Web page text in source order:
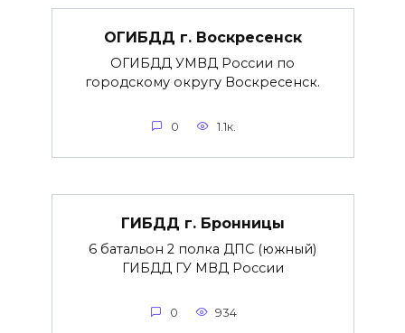
ОГИБДД г. Воскресенск
ОГИБДД УМВД России по
городскому округу Воскресенск.
0 1.1к.
ГИБДД г. Бронницы
6 батальон 2 полка ДПС (южный)
ГИБДД ГУ МВД России
0 934